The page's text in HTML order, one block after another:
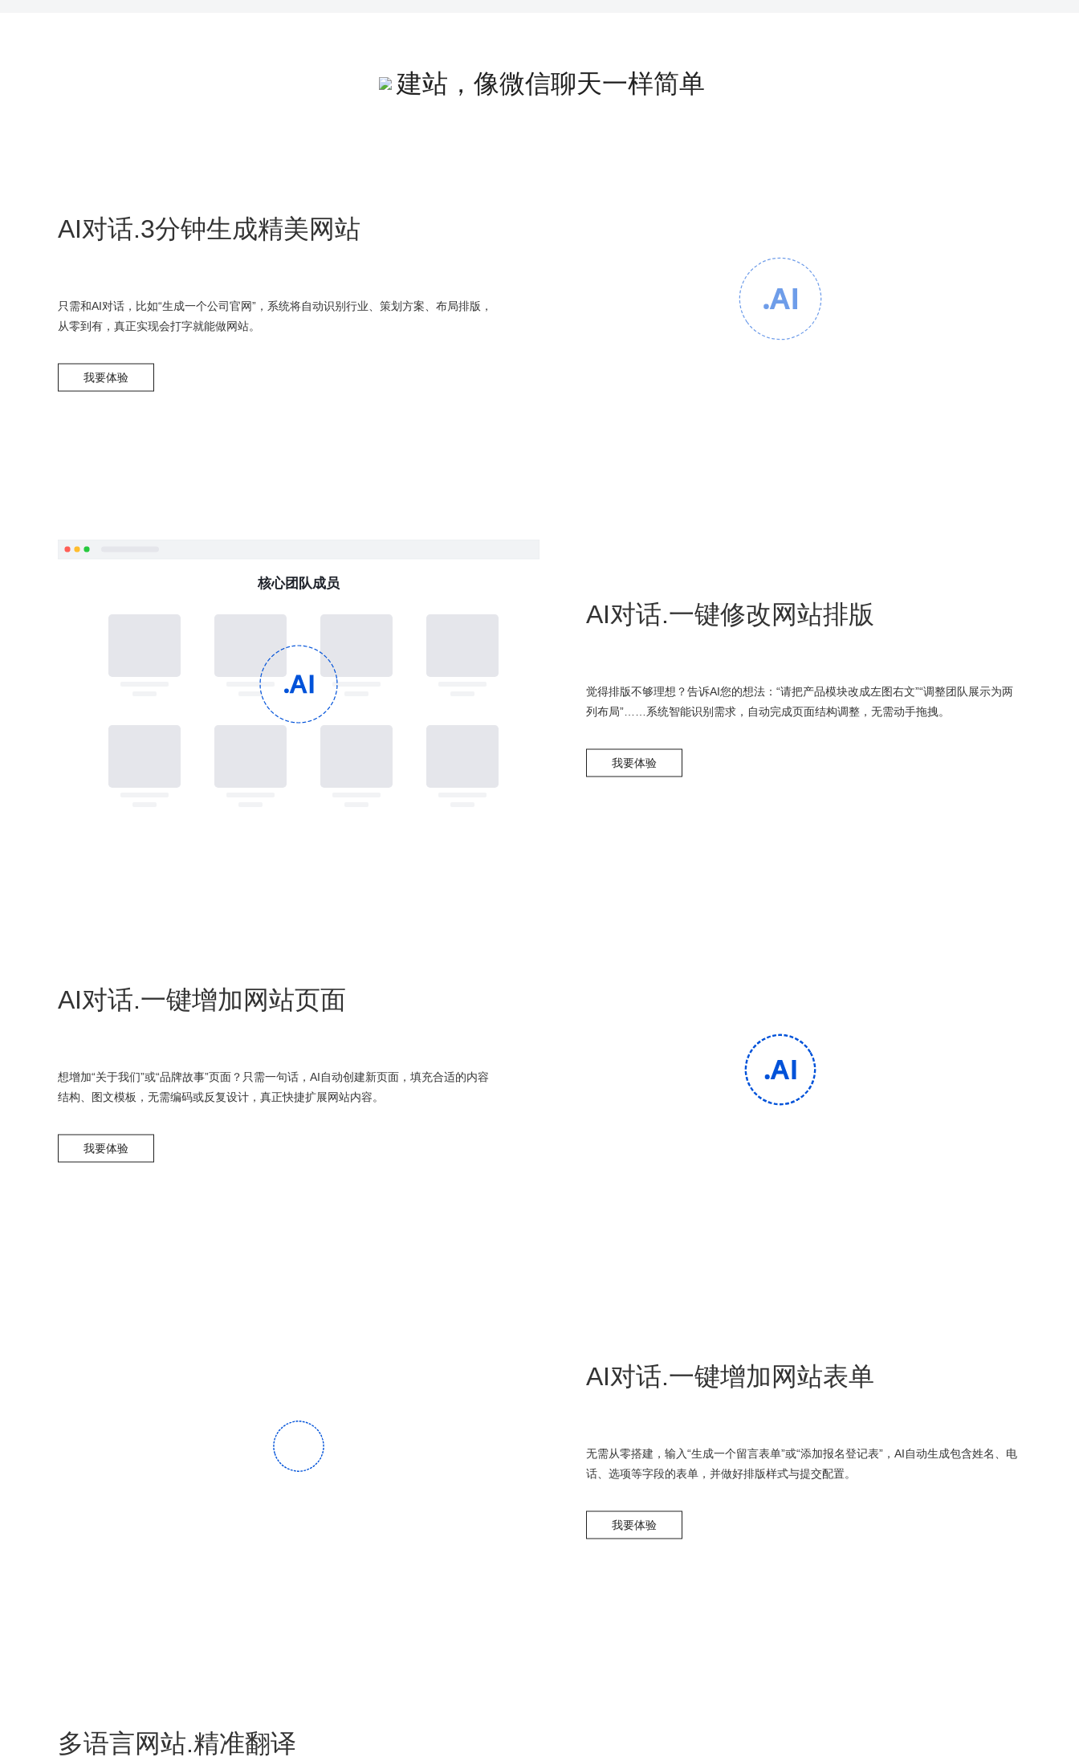
建站，像微信聊天一样简单
AI对话.3分钟生成精美网站
只需和AI对话，比如“生成一个公司官网”，系统将自动识别行业、策划方案、布局排版，
从零到有，真正实现会打字就能做网站。
我要体验
AI对话.一键修改网站排版
觉得排版不够理想？告诉AI您的想法：“请把产品模块改成左图右文”“调整团队展示为两
列布局”……系统智能识别需求，自动完成页面结构调整，无需动手拖拽。
我要体验
AI对话.一键增加网站页面
想增加“关于我们”或“品牌故事”页面？只需一句话，AI自动创建新页面，填充合适的内容
结构、图文模板，无需编码或反复设计，真正快捷扩展网站内容。
我要体验
AI对话.一键增加网站表单
无需从零搭建，输入“生成一个留言表单”或“添加报名登记表”，AI自动生成包含姓名、电
话、选项等字段的表单，并做好排版样式与提交配置。
我要体验
多语言网站.精准翻译